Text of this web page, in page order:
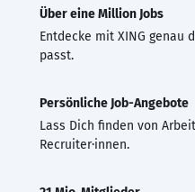
Über eine Million Jobs
Entdecke mit XING genau
passt.
Persönliche Job-Angebote
Lass Dich finden von
Recruiter·innen.